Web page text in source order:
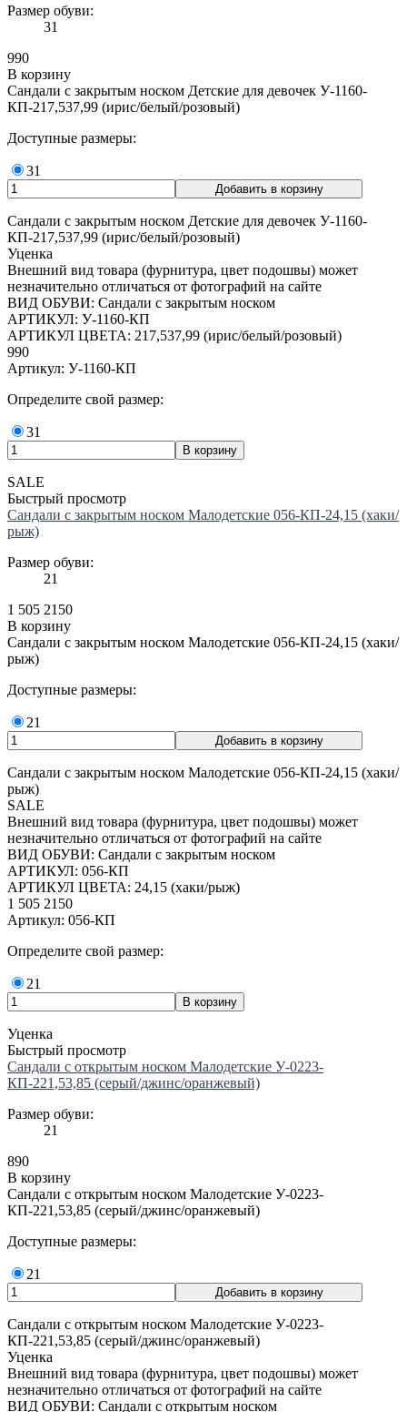
Размер обуви:
31
990
В корзину
Сандали с закрытым носком Детские для девочек У-1160-
КП-217,537,99 (ирис/белый/розовый)
Доступные размеры:
31
Сандали с закрытым носком Детские для девочек У-1160-
КП-217,537,99 (ирис/белый/розовый)
Уценка
Внешний вид товара (фурнитура, цвет подошвы) может
незначительно отличаться от фотографий на сайте
ВИД ОБУВИ: Сандали с закрытым носком
АРТИКУЛ: У-1160-КП
АРТИКУЛ ЦВЕТА: 217,537,99 (ирис/белый/розовый)
990
Артикул: У-1160-КП
Определите свой размер:
31
SALE
Быстрый просмотр
Сандали с закрытым носком Малодетские 056-КП-24,15 (хаки/
рыж)
Размер обуви:
21
1 505 2150
В корзину
Сандали с закрытым носком Малодетские 056-КП-24,15 (хаки/
рыж)
Доступные размеры:
21
Сандали с закрытым носком Малодетские 056-КП-24,15 (хаки/
рыж)
SALE
Внешний вид товара (фурнитура, цвет подошвы) может
незначительно отличаться от фотографий на сайте
ВИД ОБУВИ: Сандали с закрытым носком
АРТИКУЛ: 056-КП
АРТИКУЛ ЦВЕТА: 24,15 (хаки/рыж)
1 505 2150
Артикул: 056-КП
Определите свой размер:
21
Уценка
Быстрый просмотр
Сандали с открытым носком Малодетские У-0223-
КП-221,53,85 (серый/джинс/оранжевый)
Размер обуви:
21
890
В корзину
Сандали с открытым носком Малодетские У-0223-
КП-221,53,85 (серый/джинс/оранжевый)
Доступные размеры:
21
Сандали с открытым носком Малодетские У-0223-
КП-221,53,85 (серый/джинс/оранжевый)
Уценка
Внешний вид товара (фурнитура, цвет подошвы) может
незначительно отличаться от фотографий на сайте
ВИД ОБУВИ: Сандали с открытым носком